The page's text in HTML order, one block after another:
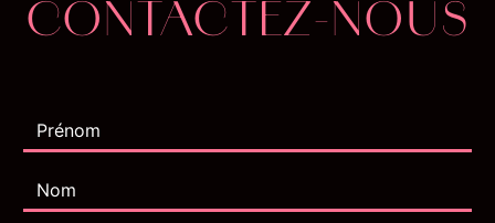
CONTACTEZ-NOUS